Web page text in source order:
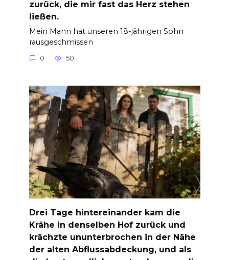
zurück, die mir fast das Herz stehen
ließen.
Mein Mann hat unseren 18-jährigen Sohn
rausgeschmissen
0 50
Drei Tage hintereinander kam die
Krähe in denselben Hof zurück und
krächzte ununterbrochen in der Nähe
der alten Abflussabdeckung, und als